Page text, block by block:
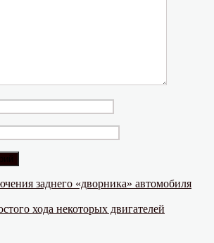
заднего «дворника» автомобиля
хода некоторых двигателей